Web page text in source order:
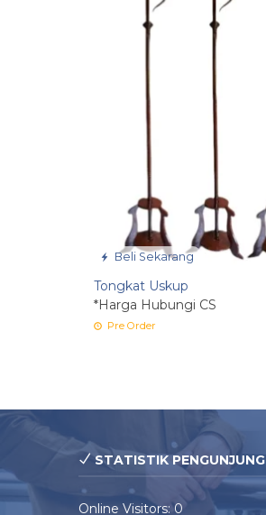
Beli Sekarang
Tongkat Uskup
*Harga Hubungi CS
Pre Order
STATISTIK PENGUNJUNG
Online Visitors:0